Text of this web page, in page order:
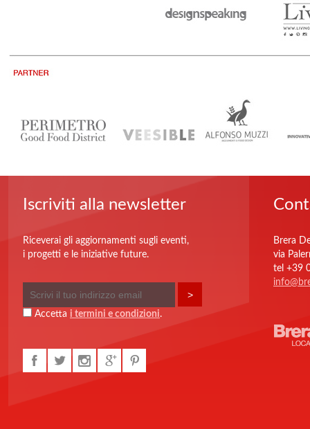
Iscriviti alla newsletter
Riceverai gli aggiornamenti sugli eventi,
i progetti e le iniziative future.
Accetta i termini e condizioni.
Brera
via
tel +39